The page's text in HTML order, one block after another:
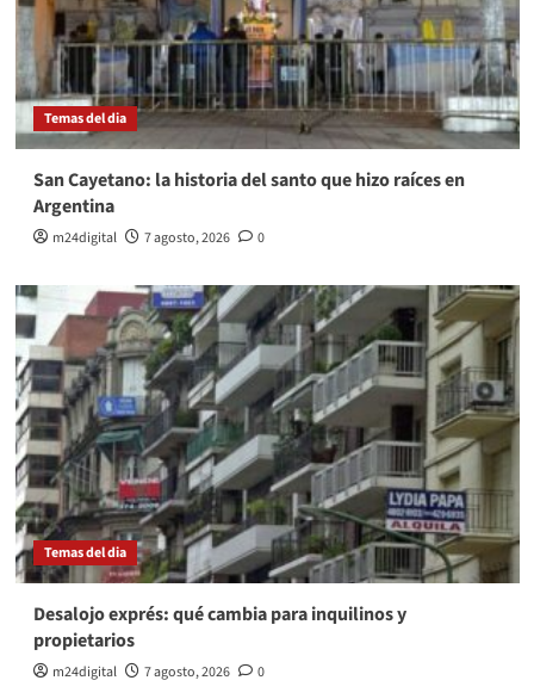
Temas del dia
San Cayetano: la historia del santo que hizo raíces en
Argentina
m24digital 7 agosto, 2026 0
Temas del dia
Desalojo exprés: qué cambia para inquilinos y
propietarios
m24digital 7 agosto, 2026 0